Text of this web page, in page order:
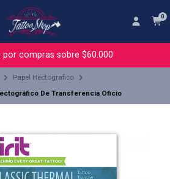
0
por compras sobre $60.000
Papel Hectografico
De Transferencia Oficio